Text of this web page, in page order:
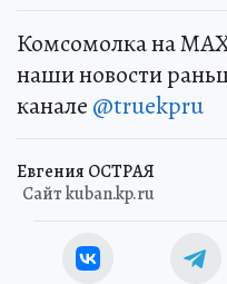
Комсомолка на
наши новости
канале @truekpru
Евгения ОСТРАЯ
Сайт kuban.kp.ru